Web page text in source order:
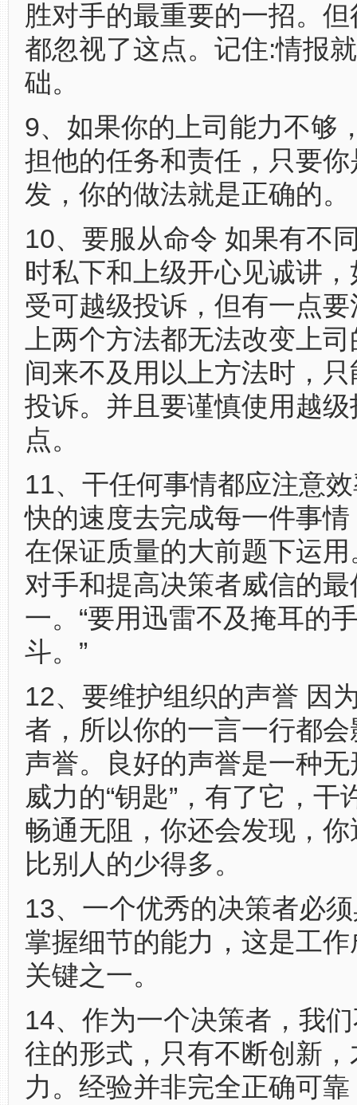
胜对手的最重要的一招。
都忽视了这点。记住:情报
础。
9、如果你的上司能力不够
担他的任务和责任，只要
发，你的做法就是正确的。
10、要服从命令 如果有不
时私下和上级开心见诚讲
受可越级投诉，但有一点
上两个方法都无法改变上
间来不及用以上方法时，
投诉。并且要谨慎使用越
点。
11、干任何事情都应注意
快的速度去完成每一件事
在保证质量的大前题下运
对手和提高决策者威信的
一。“要用迅雷不及掩耳的
斗。”
12、要维护组织的声誉 因
者，所以你的一言一行都
声誉。良好的声誉是一种
威力的“钥匙”，有了它，干
畅通无阻，你还会发现，
比别人的少得多。
13、一个优秀的决策者必
掌握细节的能力，这是工
关键之一。
14、作为一个决策者，我
往的形式，只有不断创新
力。经验并非完全正确可